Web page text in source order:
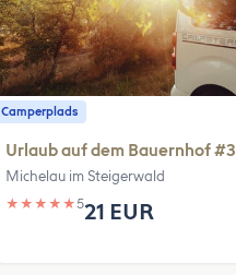
Camperplads
Urlaub auf dem Bauernhof #3
Michelau im Steigerwald
★ ★ ★ ★ ★521 EUR